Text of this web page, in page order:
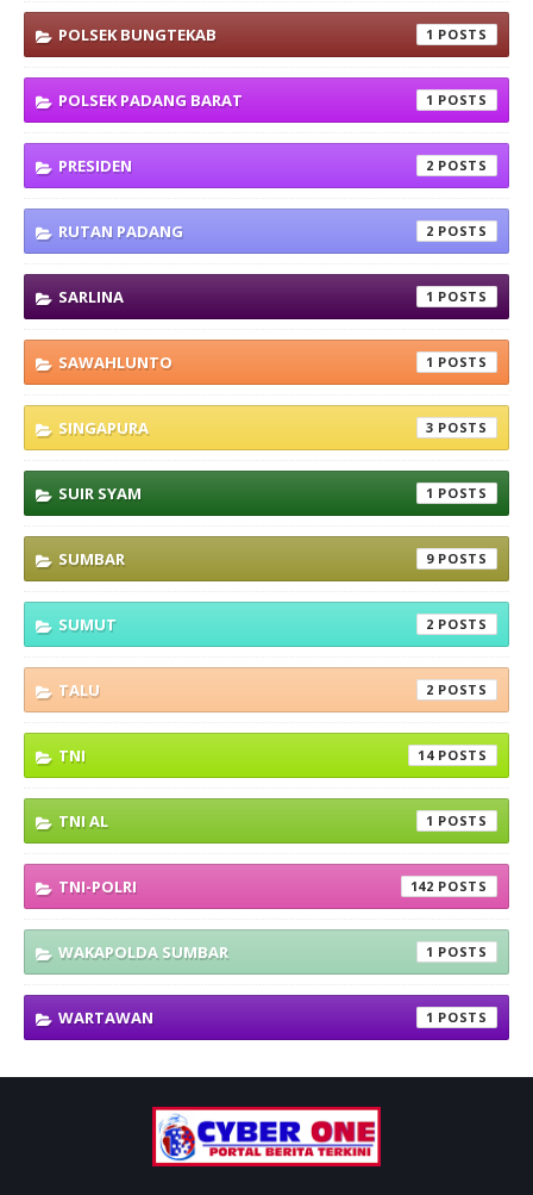
POLSEK BUNGTEKAB 1
POLSEK PADANG BARAT 1
PRESIDEN 2
RUTAN PADANG 2
SARLINA 1
SAWAHLUNTO 1
SINGAPURA 3
SUIR SYAM 1
SUMBAR 9
SUMUT 2
TALU 2
TNI 14
TNI AL 1
TNI-POLRI 142
WAKAPOLDA SUMBAR 1
WARTAWAN 1